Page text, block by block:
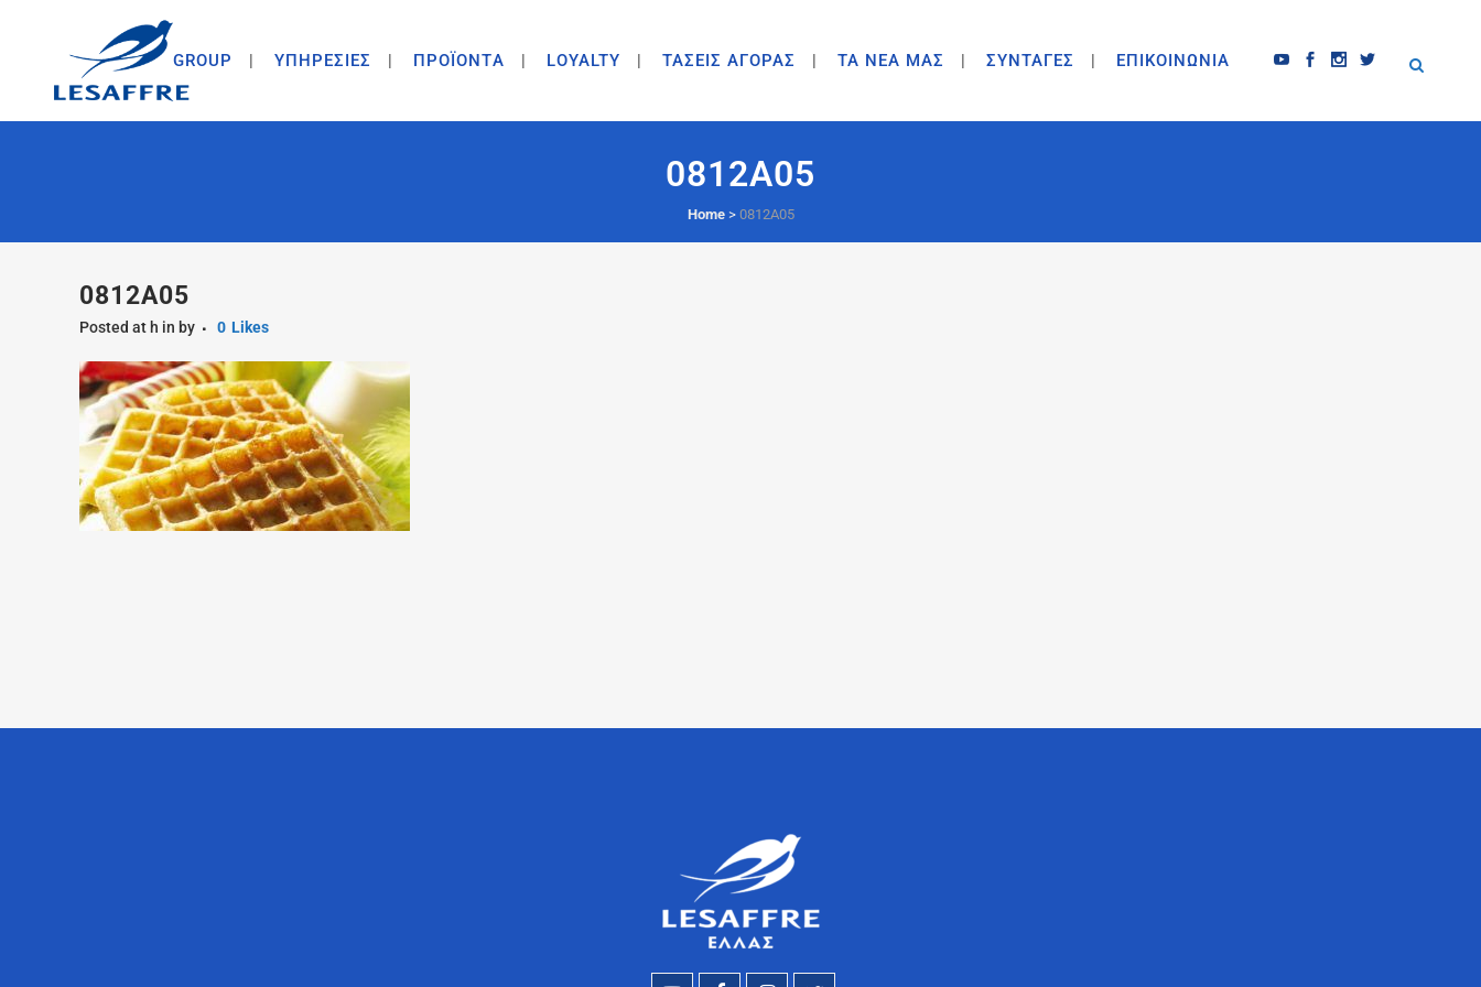
GROUP ΥΠΗΡΕΣΙΕΣ ΠΡΟΪΟΝΤA LOYALTY ΤΑΣΕΙΣ ΑΓΟΡΑΣ ΤΑ ΝΕΑ ΜΑΣ ΣΥΝΤΑΓΕΣ ΕΠΙΚΟΙΝΩΝΙΑ
0812A05
Home> 0812A05
0812A05
Posted at h in by 0 Likes